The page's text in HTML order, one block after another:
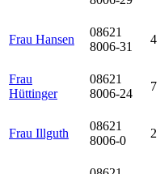
Frau Hansen
08621
8006-31
4
Frau
Hüttinger
08621
8006-24
7
Frau Illguth
08621
8006-0
2